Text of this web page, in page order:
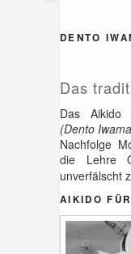
DENTO
Das
Das Aikido
(Dento
Nachfolge
die Lehre
unverfälscht
AIKIDO